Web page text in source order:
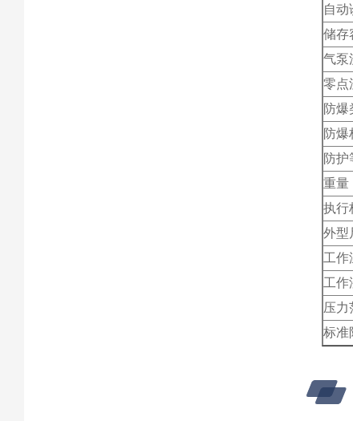
自动
储存
气泵
零点
防爆
防爆
防护
重量
执行
外型
工作
工作
压力
标准